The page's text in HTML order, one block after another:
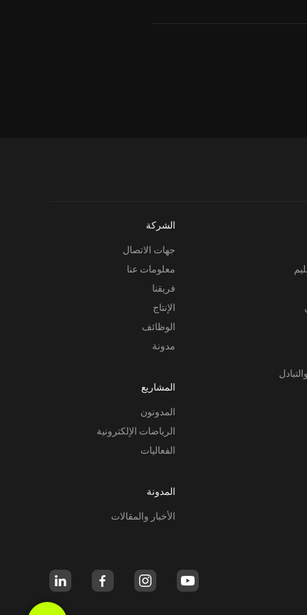
الشركة
جهات الاتصال
معلومات عنا
فريقنا
الإنتاج
الوظائف
مدونة
المشاريع
المدونون
الرياضات الإلكترونية
الفعاليات
المدونة
الأخبار والمقالات